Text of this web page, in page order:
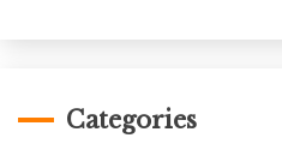
Categories